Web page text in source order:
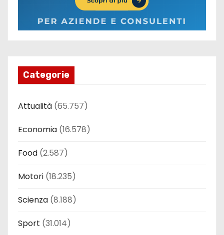
Categorie
Attualità (65.757)
Economia (16.578)
Food (2.587)
Motori (18.235)
Scienza (8.188)
Sport (31.014)